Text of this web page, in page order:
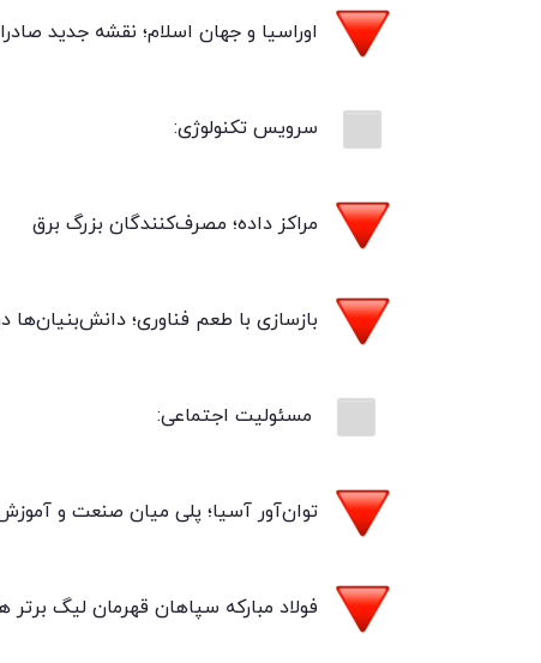
اوراسیا و جهان اسلام؛ نقشه جدید
سرویس تکنولوژی:
مراکز داده؛ مصرف‌کنندگان بزرگ برق
بازسازی با طعم فناوری؛ دانش‌بنیان‌ها
مسئولیت اجتماعی:
توان‌آور آسیا؛ پلی میان صنعت و
فولاد مبارکه سپاهان قهرمان لیگ برتر